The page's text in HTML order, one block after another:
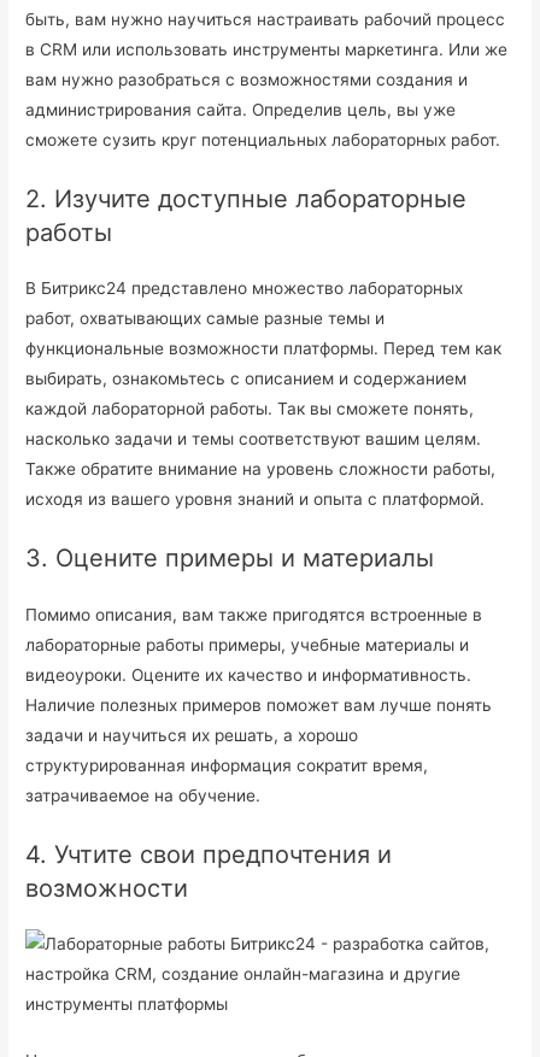
быть, вам нужно научиться настраивать рабочий процесс
в CRM или использовать инструменты маркетинга. Или же
вам нужно разобраться с возможностями создания и
администрирования сайта. Определив цель, вы уже
сможете сузить круг потенциальных лабораторных работ.
2. Изучите доступные лабораторные
работы
В Битрикс24 представлено множество лабораторных
работ, охватывающих самые разные темы и
функциональные возможности платформы. Перед тем как
выбирать, ознакомьтесь с описанием и содержанием
каждой лабораторной работы. Так вы сможете понять,
насколько задачи и темы соответствуют вашим целям.
Также обратите внимание на уровень сложности работы,
исходя из вашего уровня знаний и опыта с платформой.
3. Оцените примеры и материалы
Помимо описания, вам также пригодятся встроенные в
лабораторные работы примеры, учебные материалы и
видеоуроки. Оцените их качество и информативность.
Наличие полезных примеров поможет вам лучше понять
задачи и научиться их решать, а хорошо
структурированная информация сократит время,
затрачиваемое на обучение.
4. Учтите свои предпочтения и
возможности